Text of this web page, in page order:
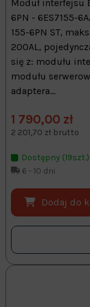
Moduł interfejsu
6PN - 6ES7155-
155-6PN ST,
200AL,
się z: modułu
modułu
adaptera...
1 790,00 zł
2 201,70 zł brutto
Dostępny (19szt.)
6 - 10 dni
Dodaj do